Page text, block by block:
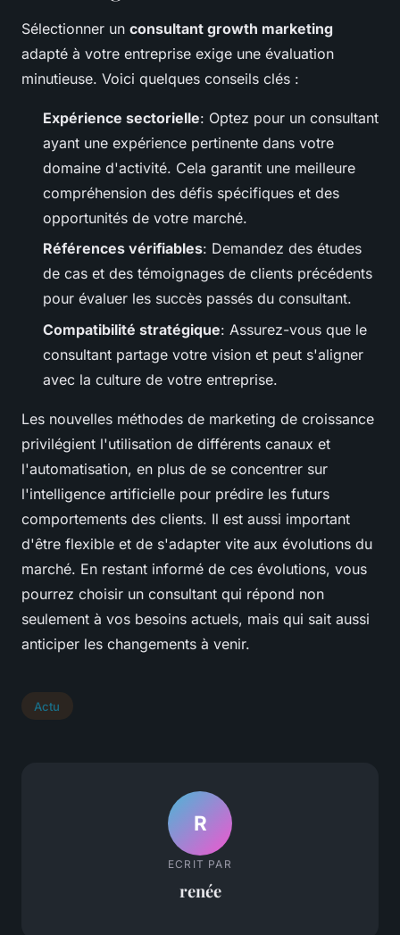
Sélectionner un consultant growth marketing
adapté à votre entreprise exige une évaluation
minutieuse. Voici quelques conseils clés :
Expérience sectorielle: Optez pour un consultant
ayant une expérience pertinente dans votre
domaine d'activité. Cela garantit une meilleure
compréhension des défis spécifiques et des
opportunités de votre marché.
Références vérifiables: Demandez des études
de cas et des témoignages de clients précédents
pour évaluer les succès passés du consultant.
Compatibilité stratégique: Assurez-vous que le
consultant partage votre vision et peut s'aligner
avec la culture de votre entreprise.
Les nouvelles méthodes de marketing de croissance
privilégient l'utilisation de différents canaux et
l'automatisation, en plus de se concentrer sur
l'intelligence artificielle pour prédire les futurs
comportements des clients. Il est aussi important
d'être flexible et de s'adapter vite aux évolutions du
marché. En restant informé de ces évolutions, vous
pourrez choisir un consultant qui répond non
seulement à vos besoins actuels, mais qui sait aussi
anticiper les changements à venir.
Actu
R
ECRIT PAR
renée